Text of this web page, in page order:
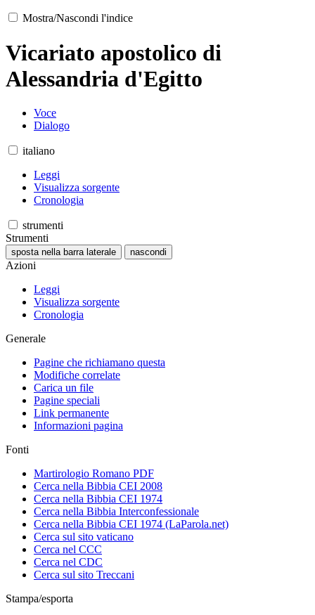
Mostra/Nascondi l'indice
Vicariato apostolico di
Alessandria d'Egitto
Voce
Dialogo
italiano
Leggi
Visualizza sorgente
Cronologia
strumenti
Strumenti
sposta nella barra laterale nascondi
Azioni
Leggi
Visualizza sorgente
Cronologia
Generale
Pagine che richiamano questa
Modifiche correlate
Carica un file
Pagine speciali
Link permanente
Informazioni pagina
Fonti
Martirologio Romano PDF
Cerca nella Bibbia CEI 2008
Cerca nella Bibbia CEI 1974
Cerca nella Bibbia Interconfessionale
Cerca nella Bibbia CEI 1974 (LaParola.net)
Cerca sul sito vaticano
Cerca nel CCC
Cerca nel CDC
Cerca sul sito Treccani
Stampa/esporta